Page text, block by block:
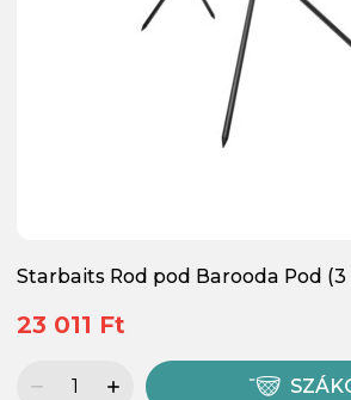
Starbaits Rod pod Barooda Pod
23 011 Ft